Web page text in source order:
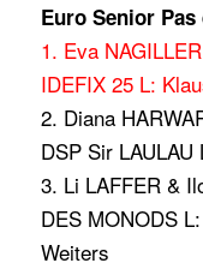
Euro Senior Pas
1. Eva
IDEFIX 25 L:
2. Diana
DSP Sir
3. Li LAFFER &
DES MONODS
Weiters